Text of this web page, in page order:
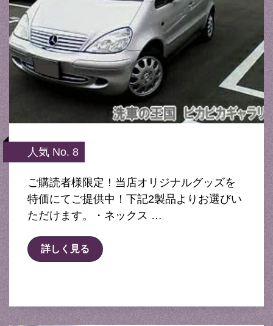
人気 No. 8
ご購読者様限定！当店オリジナルグッズを
特価にてご提供中！下記2製品よりお選びい
ただけます。・ネックス …
詳しく見る